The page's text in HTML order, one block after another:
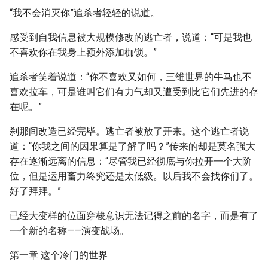
“我不会消灭你”追杀者轻轻的说道。
感受到自我信息被大规模修改的逃亡者，说道：“可是我也
不喜欢你在我身上额外添加枷锁。”
追杀者笑着说道：“你不喜欢又如何，三维世界的牛马也不
喜欢拉车，可是谁叫它们有力气却又遭受到比它们先进的存
在呢。”
刹那间改造已经完毕。逃亡者被放了开来。这个逃亡者说
道：“你我之间的因果算是了解了吗？”传来的却是莫名强大
存在逐渐远离的信息：“尽管我已经彻底与你拉开一个大阶
位，但是运用畜力终究还是太低级。以后我不会找你们了。
好了拜拜。”
已经大变样的位面穿梭意识无法记得之前的名字，而是有了
一个新的名称——演变战场。
第一章 这个冷门的世界